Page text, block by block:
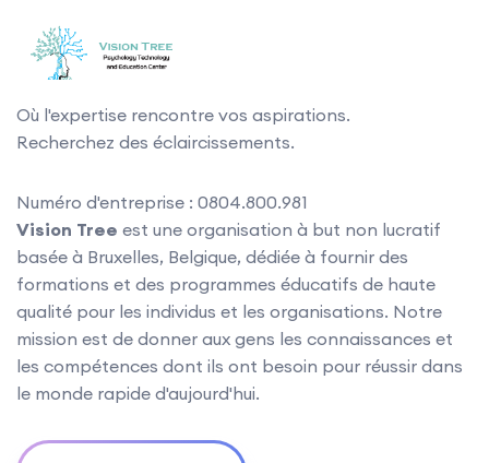
Où l'expertise rencontre vos aspirations.
Recherchez des éclaircissements.
Numéro d'entreprise : 0804.800.981
Vision Tree est une organisation à but non lucratif
basée à Bruxelles, Belgique, dédiée à fournir des
formations et des programmes éducatifs de haute
qualité pour les individus et les organisations. Notre
mission est de donner aux gens les connaissances et
les compétences dont ils ont besoin pour réussir dans
le monde rapide d'aujourd'hui.